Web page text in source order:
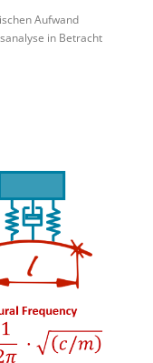
Aufwand
in Betracht